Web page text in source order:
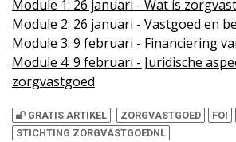
Module 1: 26 januari - Wat is
Module 2: 26 januari - Vastgoed en
Module 3: 9 februari - Financiering
Module 4: 9 februari - Juridische
zorgvastgoed
GRATIS ARTIKEL ZORGVASTGOED FOI
STICHTING ZORGVASTGOEDNL